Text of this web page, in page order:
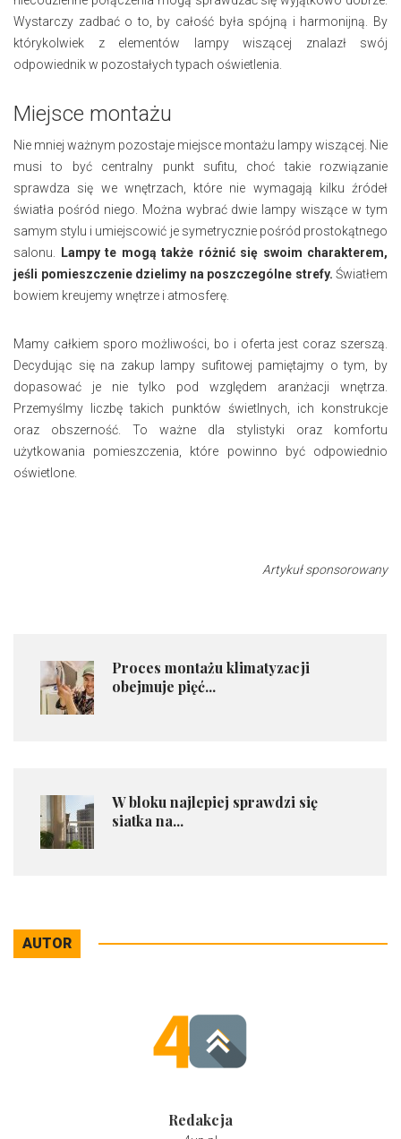
Wystarczy zadbać o to, by całość była spójną i harmonijną. By
którykolwiek z elementów lampy wiszącej znalazł swój
odpowiednik w pozostałych typach oświetlenia.
Miejsce montażu
Nie mniej ważnym pozostaje miejsce montażu lampy wiszącej. Nie
musi to być centralny punkt sufitu, choć takie rozwiązanie
sprawdza się we wnętrzach, które nie wymagają kilku źródeł
światła pośród niego. Można wybrać dwie lampy wiszące w tym
samym stylu i umiejscowić je symetrycznie pośród prostokątnego
salonu.
Lampy te mogą także różnić się swoim charakterem,
jeśli pomieszczenie dzielimy na poszczególne strefy. Światłem
bowiem kreujemy wnętrze i atmosferę.
Mamy całkiem sporo możliwości, bo i oferta jest coraz szerszą.
Decydując się na zakup lampy sufitowej pamiętajmy o tym, by
dopasować je nie tylko pod względem aranżacji wnętrza.
Przemyślmy liczbę takich punktów świetlnych, ich konstrukcje
oraz obszerność. To ważne dla stylistyki oraz komfortu
użytkowania pomieszczenia, które powinno być odpowiednio
oświetlone.
Artykuł sponsorowany
​Proces montażu klimatyzacji
obejmuje pięć...
​W bloku najlepiej sprawdzi się
siatka na...
AUTOR
Redakcja